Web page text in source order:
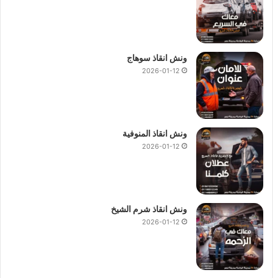
ونش انقاذ سوهاج
2026-01-12
ونش انقاذ المنوفية
2026-01-12
ونش انقاذ شرم الشيخ
2026-01-12